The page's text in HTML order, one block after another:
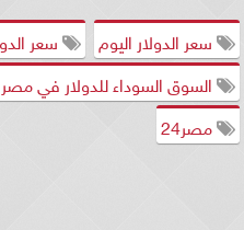
سعر الدولار اليوم
سعر
السوق السوداء للدولار في مصر
مصر24